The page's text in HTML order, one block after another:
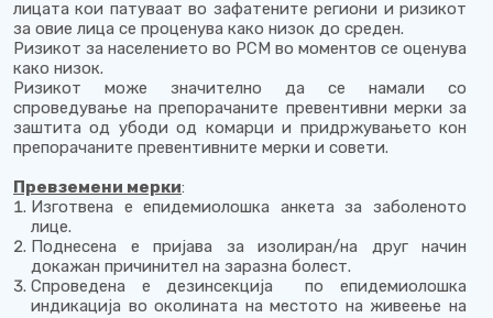
лицата кои патуваат во зафатените региони и ризикот
за овие лица се проценува како низок до среден.
Ризикот за населението во РСМ во моментов се оценува
како низок.
Ризикот може значително да се намали со
спроведување на препорачаните превентивни мерки за
заштита од убоди од комарци и придржувањето кон
препорачаните превентивните мерки и совети.
Превземени мерки:
Изготвена е епидемиолошка анкета за заболеното
лице.
Поднесена е пријава за изолиран/на друг начин
докажан причинител на заразна болест.
Спроведена е дезинсекција по епидемиолошка
индикација во околината на местото на живеење на